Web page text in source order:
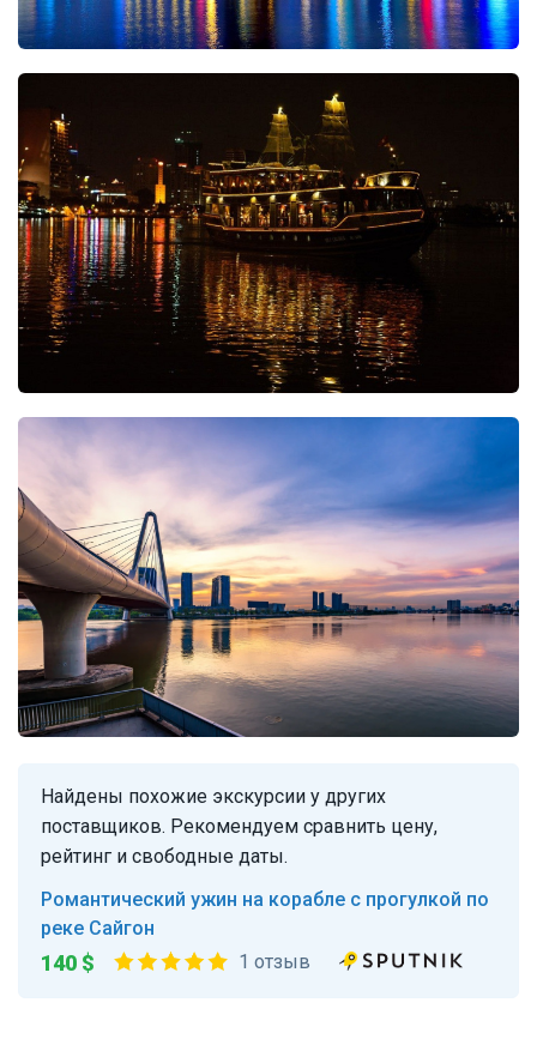
Найдены похожие экскурсии у других
поставщиков. Рекомендуем сравнить цену,
рейтинг и свободные даты.
Романтический ужин на корабле с прогулкой по
реке Сайгон
140 $ 1 отзыв